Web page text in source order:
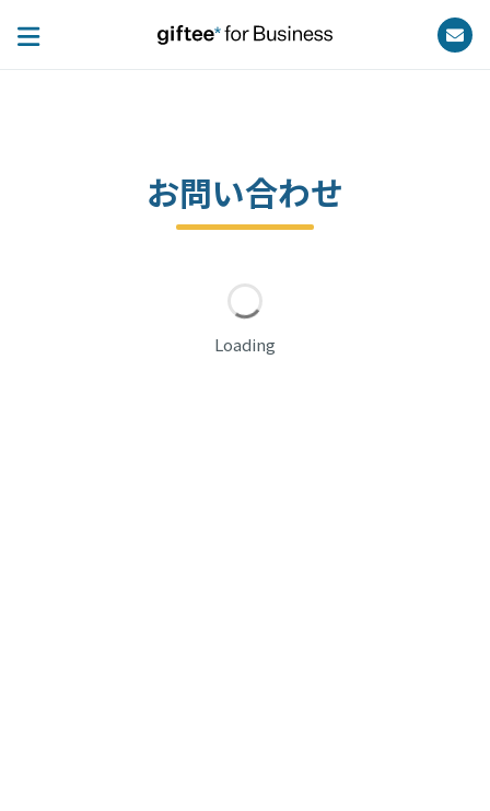
お問い合わせ
Loading